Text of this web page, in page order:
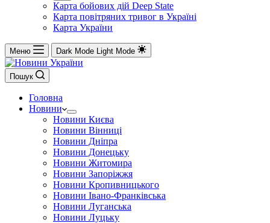
Карта бойових дій Deep State
Карта повітряних тривог в Україні
Карта України
Меню Dark Mode Light Mode
Пошук
Головна
Новини
Новини Києва
Новини Вінниці
Новини Дніпра
Новини Донецьку
Новини Житомира
Новини Запоріжжя
Новини Кропивницького
Новини Івано-Франківська
Новини Луганська
Новини Луцьку